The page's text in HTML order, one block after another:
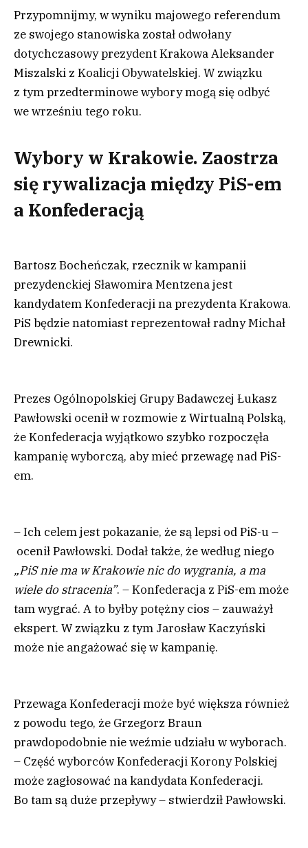
Przypomnijmy, w wyniku majowego referendum
ze swojego stanowiska został odwołany
dotychczasowy prezydent Krakowa Aleksander
Miszalski z Koalicji Obywatelskiej. W związku
z tym przedterminowe wybory mogą się odbyć
we wrześniu tego roku.
Wybory w Krakowie. Zaostrza
się rywalizacja między PiS-em
a Konfederacją
Bartosz Bocheńczak, rzecznik w kampanii
prezydenckiej Sławomira Mentzena jest
kandydatem Konfederacji na prezydenta Krakowa.
PiS będzie natomiast reprezentował radny Michał
Drewnicki.
Prezes Ogólnopolskiej Grupy Badawczej Łukasz
Pawłowski ocenił w rozmowie z Wirtualną Polską,
że Konfederacja wyjątkowo szybko rozpoczęła
kampanię wyborczą, aby mieć przewagę nad PiS-
em.
– Ich celem jest pokazanie, że są lepsi od PiS-u –
ocenił Pawłowski. Dodał także, że według niego
„PiS nie ma w Krakowie nic do wygrania, a ma
wiele do stracenia”. – Konfederacja z PiS-em może
tam wygrać. A to byłby potężny cios – zauważył
ekspert. W związku z tym Jarosław Kaczyński
może nie angażować się w kampanię.
Przewaga Konfederacji może być większa również
z powodu tego, że Grzegorz Braun
prawdopodobnie nie weźmie udziału w wyborach.
– Część wyborców Konfederacji Korony Polskiej
może zagłosować na kandydata Konfederacji.
Bo tam są duże przepływy – stwierdził Pawłowski.